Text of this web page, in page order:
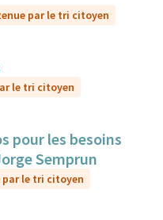
par le tri citoyen
le tri citoyen
pour les besoins
Semprun
par le tri citoyen